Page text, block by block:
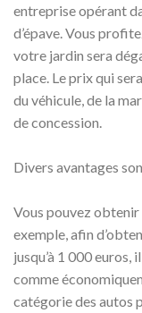
entreprise opérant
d’épave. Vous
votre jardin sera
place. Le prix qui
du véhicule, de la
de concession.
Divers avantages
Vous pouvez obtenir
exemple, afin
jusqu’à 1 000 euros,
comme
catégorie des autos